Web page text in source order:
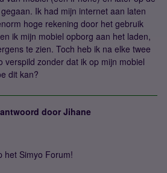
Ik had mijn internet aan laten
hoge rekening door het gebruik
ik mijn mobiel opborg aan het laden,
te zien. Toch heb ik na elke twee
verspild zonder dat ik op mijn mobiel
dit kan?
door Jihane
het Simyo Forum!